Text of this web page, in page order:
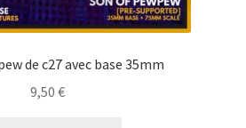
de c27 avec base 35mm
9,50 €